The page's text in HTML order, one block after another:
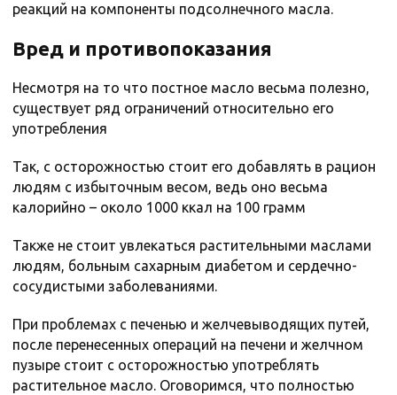
реакций на компоненты подсолнечного масла.
Вред и противопоказания
Несмотря на то что постное масло весьма полезно,
существует ряд ограничений относительно его
употребления
Так, с осторожностью стоит его добавлять в рацион
людям с избыточным весом, ведь оно весьма
калорийно – около 1000 ккал на 100 грамм
Также не стоит увлекаться растительными маслами
людям, больным сахарным диабетом и сердечно-
сосудистыми заболеваниями.
При проблемах с печенью и желчевыводящих путей,
после перенесенных операций на печени и желчном
пузыре стоит с осторожностью употреблять
растительное масло. Оговоримся, что полностью